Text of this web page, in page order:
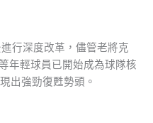
行深度改革，儘管老將克
年輕球員已開始成為球隊核
出強勁復甦勢頭。